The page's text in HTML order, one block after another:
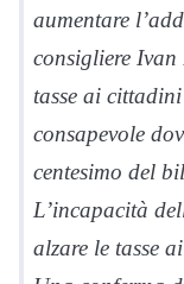
aumentare
consigliere
tasse ai
consapevole
centesimo del
L’incapacità
alzare le tasse